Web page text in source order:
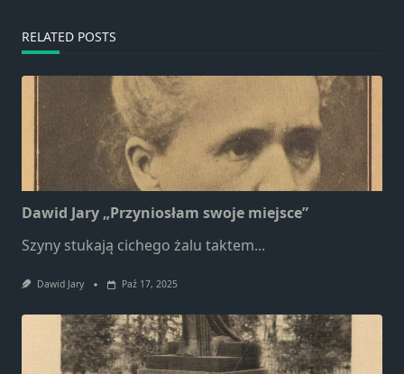
RELATED POSTS
Dawid Jary „Przyniosłam swoje miejsce”
Szyny stukają cichego żalu taktem...
Dawid Jary Paź 17, 2025